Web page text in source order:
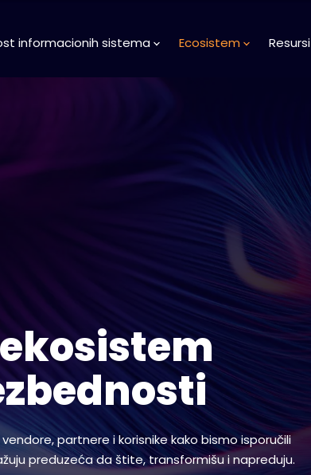
informacionih sistema Ecosistem Resursi
partnere i korisnike kako bismo isporučili
preduzeća da štite, transformišu i napreduju.